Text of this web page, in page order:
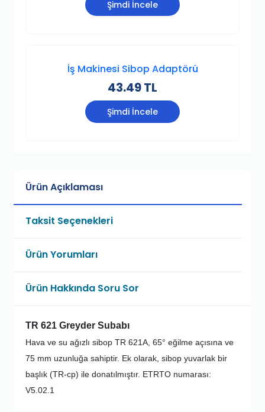
Şimdi İncele
İş Makinesi Sibop Adaptörü
43.49 TL
Şimdi İncele
Ürün Açıklaması
Taksit Seçenekleri
Ürün Yorumları
Ürün Hakkında Soru Sor
TR 621 Greyder Subabı
Hava ve su ağızlı sibop TR 621A, 65° eğilme açısına ve
75 mm uzunluğa sahiptir. Ek olarak, sibop yuvarlak bir
başlık (TR-cp) ile donatılmıştır. ETRTO numarası:
V5.02.1